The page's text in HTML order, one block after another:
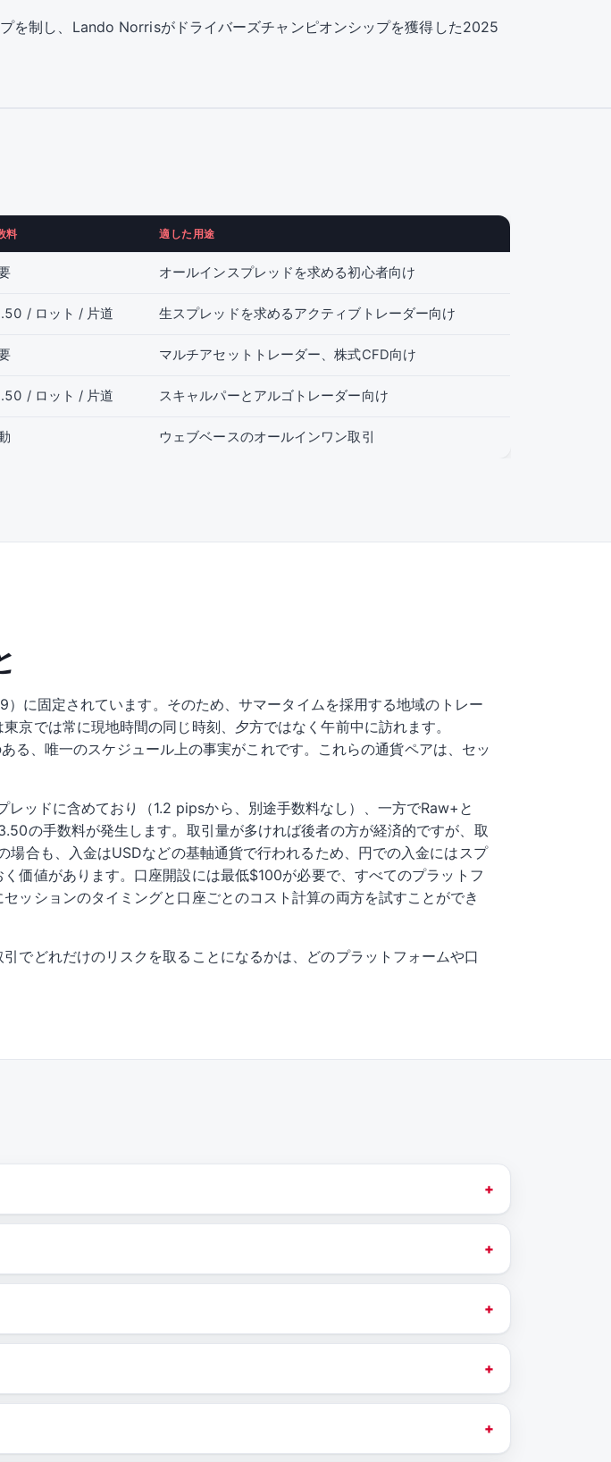
を制し、Lando Norrisがドライバーズチャンピオンシップを獲得した2025
料 適した用途
オールインスプレッドを求める初心者向け
/ ロット / 片道 生スプレッドを求めるアクティブトレーダー向け
マルチアセットトレーダー、株式CFD向け
/ ロット / 片道 スキャルパーとアルゴトレーダー向け
ウェブベースのオールインワン取引
に固定されています。そのため、サマータイムを採用する地域のトレー
京では常に現地時間の同じ時刻、夕方ではなく午前中に訪れます。
る、唯一のスケジュール上の事実がこれです。これらの通貨ペアは、セッ
ッドに含めており（1.2 pipsから、別途手数料なし）、一方でRaw+と
の手数料が発生します。取引量が多ければ後者の方が経済的ですが、取
合も、入金はUSDなどの基軸通貨で行われるため、円での入金にはスプ
価値があります。口座開設には最低$100が必要で、すべてのプラットフ
ッションのタイミングと口座ごとのコスト計算の両方を試すことができ
でどれだけのリスクを取ることになるかは、どのプラットフォームや口